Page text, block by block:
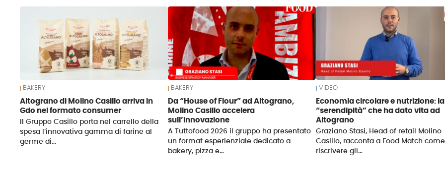
BAKERY
Altograno di Molino Casillo arriva in
Gdo nel formato consumer
Il Gruppo Casillo porta nel carrello della
spesa l’innovativa gamma di farine al
germe di…
BAKERY
Da “House of Flour” ad Altograno,
Molino Casillo accelera
sull’innovazione
A Tuttofood 2026 il gruppo ha presentato
un format esperienziale dedicato a
bakery, pizza e…
VIDEO
Economia circolare e nutrizione: la
“serendipità” che ha dato vita ad
Altograno
Graziano Stasi, Head of retail Molino
Casillo, racconta a Food Match come
riscrivere gli…